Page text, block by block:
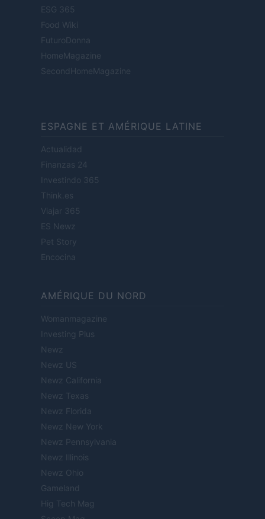
ESG 365
Food Wiki
FuturoDonna
HomeMagazine
SecondHomeMagazine
ESPAGNE ET AMÉRIQUE LATINE
Actualidad
Finanzas 24
Investindo 365
Think.es
Viajar 365
ES Newz
Pet Story
Encocina
AMÉRIQUE DU NORD
Womanmagazine
Investing Plus
Newz
Newz US
Newz California
Newz Texas
Newz Florida
Newz New York
Newz Pennsylvania
Newz Illinois
Newz Ohio
Gameland
Hig Tech Mag